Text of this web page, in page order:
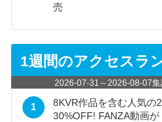
売
1週間のアクセスラ
2026-07-31 ～2026-08-07
1
8KVR作品を含む人気の
30%OFF! FANZA動画が